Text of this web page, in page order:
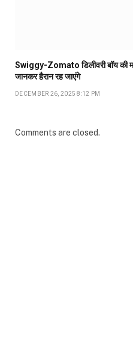
Swiggy-Zomato डिलीवरी बॉय की
जानकर हैरान रह जाएंगे
DECEMBER 26, 2025 8:12 PM
Comments are closed.